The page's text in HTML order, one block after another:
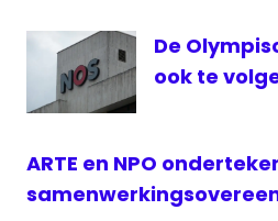
Sports
live
live
live
Feyenoord
De
ook te
ARTE en NPO